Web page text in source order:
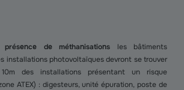
de méthanisations les bâtiments
installations photovoltaïques devront se trouver
des installations présentant un risque
ATEX) : digesteurs, unité épuration, poste de